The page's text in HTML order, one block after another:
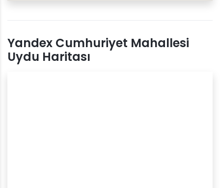
Yandex Cumhuriyet Mahallesi
Uydu Haritası